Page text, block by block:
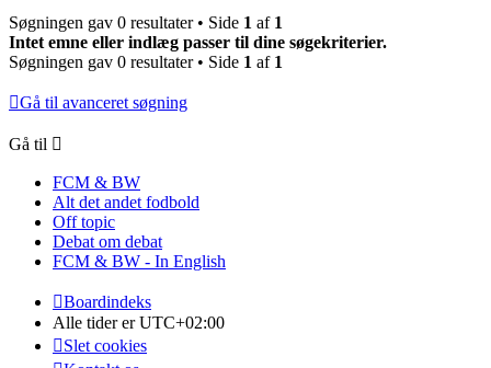
Søgningen gav 0 resultater • Side 1 af 1
Intet emne eller indlæg passer til dine søgekriterier.
Søgningen gav 0 resultater • Side 1 af 1
Gå til avanceret søgning
Gå til
FCM & BW
Alt det andet fodbold
Off topic
Debat om debat
FCM & BW - In English
Boardindeks
Alle tider erUTC+02:00
Slet cookies